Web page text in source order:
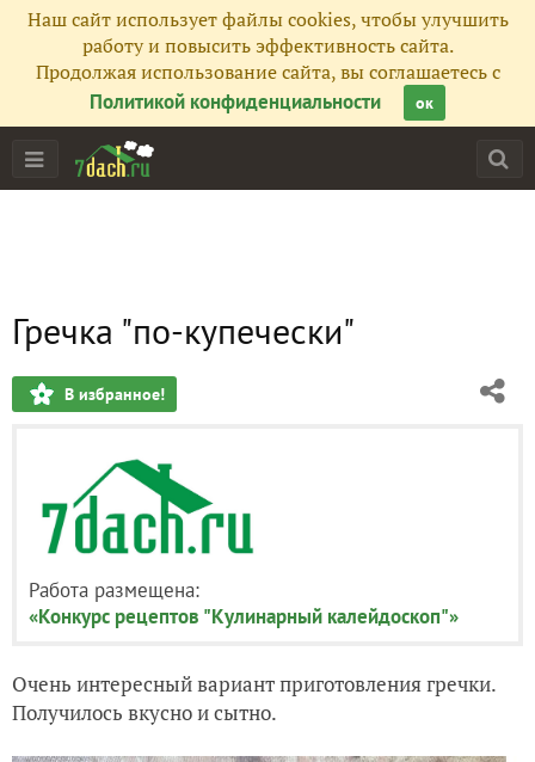
Наш сайт использует файлы cookies, чтобы улучшить
работу и повысить эффективность сайта.
Продолжая использование сайта, вы соглашаетесь с
Политикой конфиденциальности
ок
Гречка "по-купечески"
В избранное!
Работа размещена:
«Конкурс рецептов "Кулинарный калейдоскоп"»
Очень интересный вариант приготовления гречки.
Получилось вкусно и сытно.